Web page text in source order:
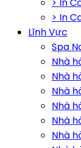
> In
> In
Lĩnh Vực
Spa
Nhà
Nhà
Nhà
Nhà
Nhà
Nhà